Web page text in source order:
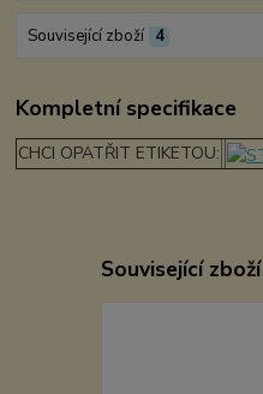
Související zboží 4
Kompletní specifikace
CHCI OPATŘIT ETIKETOU:
Související zboží